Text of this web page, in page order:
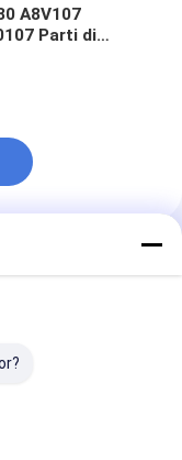
A8V107
Parti di